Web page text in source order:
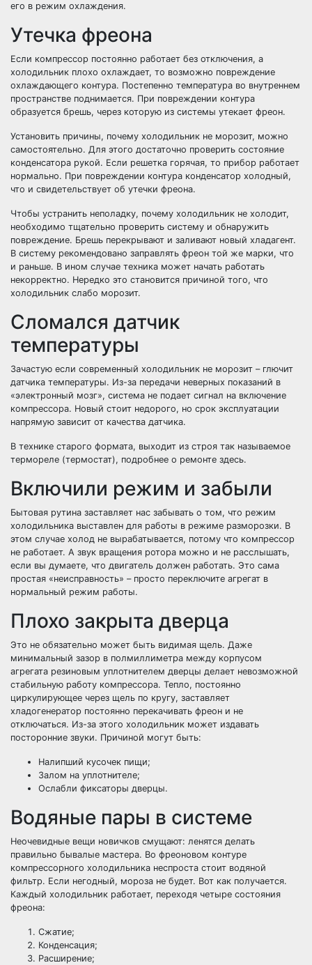
его в режим охлаждения.
Утечка фреона
Если компрессор постоянно работает без отключения, а
холодильник плохо охлаждает, то возможно повреждение
охлаждающего контура. Постепенно температура во внутреннем
пространстве поднимается. При повреждении контура
образуется брешь, через которую из системы утекает фреон.
Установить причины, почему холодильник не морозит, можно
самостоятельно. Для этого достаточно проверить состояние
конденсатора рукой. Если решетка горячая, то прибор работает
нормально. При повреждении контура конденсатор холодный,
что и свидетельствует об утечки фреона.
Чтобы устранить неполадку, почему холодильник не холодит,
необходимо тщательно проверить систему и обнаружить
повреждение. Брешь перекрывают и заливают новый хладагент.
В систему рекомендовано заправлять фреон той же марки, что
и раньше. В ином случае техника может начать работать
некорректно. Нередко это становится причиной того, что
холодильник слабо морозит.
Сломался датчик
температуры
Зачастую если современный холодильник не морозит – глючит
датчика температуры. Из-за передачи неверных показаний в
«электронный мозг», система не подает сигнал на включение
компрессора. Новый стоит недорого, но срок эксплуатации
напрямую зависит от качества датчика.
В технике старого формата, выходит из строя так называемое
термореле (термостат), подробнее о ремонте здесь.
Включили режим и забыли
Бытовая рутина заставляет нас забывать о том, что режим
холодильника выставлен для работы в режиме разморозки. В
этом случае холод не вырабатывается, потому что компрессор
не работает. А звук вращения ротора можно и не расслышать,
если вы думаете, что двигатель должен работать. Это сама
простая «неисправность» – просто переключите агрегат в
нормальный режим работы.
Плохо закрыта дверца
Это не обязательно может быть видимая щель. Даже
минимальный зазор в полмиллиметра между корпусом
агрегата резиновым уплотнителем дверцы делает невозможной
стабильную работу компрессора. Тепло, постоянно
циркулирующее через щель по кругу, заставляет
хладогенератор постоянно перекачивать фреон и не
отключаться. Из-за этого холодильник может издавать
посторонние звуки. Причиной могут быть:
Налипший кусочек пищи;
Залом на уплотнителе;
Ослабли фиксаторы дверцы.
Водяные пары в системе
Неочевидные вещи новичков смущают: ленятся делать
правильно бывалые мастера. Во фреоновом контуре
компрессорного холодильника неспроста стоит водяной
фильтр. Если негодный, мороза не будет. Вот как получается.
Каждый холодильник работает, переходя четыре состояния
фреона:
Сжатие;
Конденсация;
Расширение;